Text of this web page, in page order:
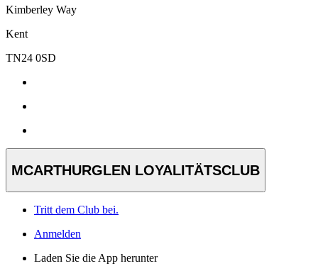
Kimberley Way
Kent
TN24 0SD
MCARTHURGLEN LOYALITÄTSCLUB
Tritt dem Club bei.
Anmelden
Laden Sie die App herunter